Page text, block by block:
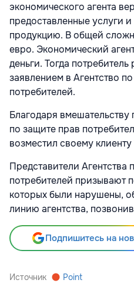
экономического агента
предоставленные услуги
продукцию. В общей
евро. Экономический
деньги. Тогда
заявлением в Агентство
потребителей.
Благодаря вмешательству
по защите прав
возместил своему
Представители Агентства
потребителей призывают
которых были нарушены,
линию агентства,
Подпишитесь на
Источник Point